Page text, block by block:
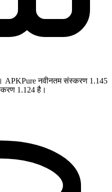
APKPure नवीनतम संस्करण 1.145
1.124 है।